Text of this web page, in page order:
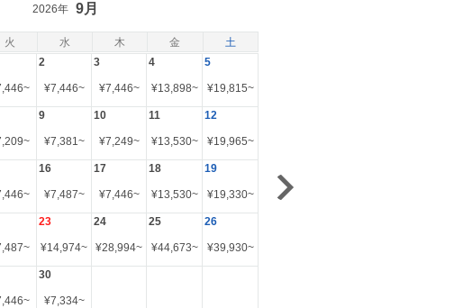
火 水 木 金 土
2026年 9月
~
2
¥7,446~
3
¥7,446~
4
¥13,898~
5
¥19,815~
~
9
¥7,381~
10
¥7,249~
11
¥13,530~
12
¥19,965~
~
16
¥7,487~
17
¥7,446~
18
¥13,530~
19
¥19,330~
~
23
¥14,974~
24
¥28,994~
25
¥44,673~
26
¥39,930~
~
30
¥7,334~